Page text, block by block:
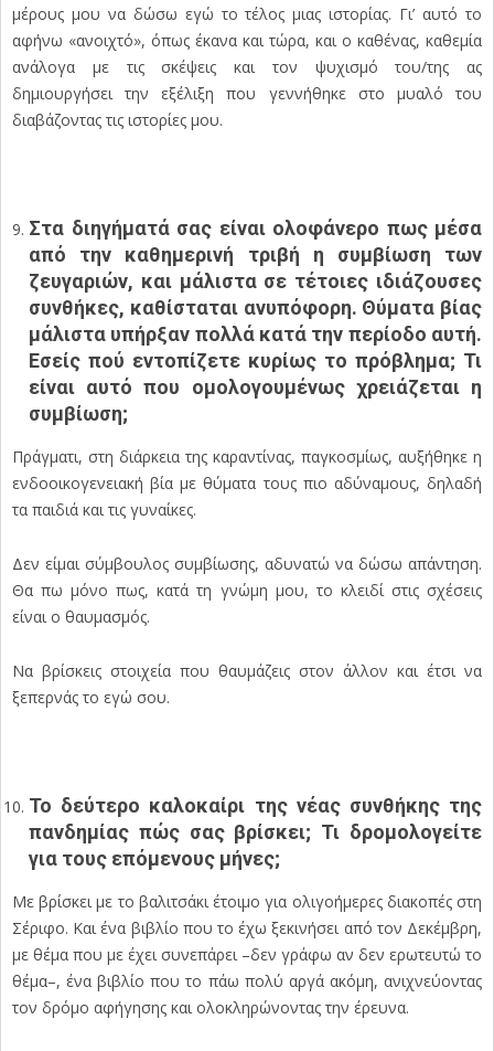
μέρους μου να δώσω εγώ το τέλος μιας ιστορίας. Γι’ αυτό το
αφήνω «ανοιχτό», όπως έκανα και τώρα, και ο καθένας, καθεμία
ανάλογα με τις σκέψεις και τον ψυχισμό του/της ας
δημιουργήσει την εξέλιξη που γεννήθηκε στο μυαλό του
διαβάζοντας τις ιστορίες μου.
Στα διηγήματά σας είναι ολοφάνερο πως μέσα
από την καθημερινή τριβή η συμβίωση των
ζευγαριών, και μάλιστα σε τέτοιες ιδιάζουσες
συνθήκες, καθίσταται ανυπόφορη. Θύματα βίας
μάλιστα υπήρξαν πολλά κατά την περίοδο αυτή.
Εσείς πού εντοπίζετε κυρίως το πρόβλημα; Τι
είναι αυτό που ομολογουμένως χρειάζεται η
συμβίωση;
Πράγματι, στη διάρκεια της καραντίνας, παγκοσμίως, αυξήθηκε η
ενδοοικογενειακή βία με θύματα τους πιο αδύναμους, δηλαδή
τα παιδιά και τις γυναίκες.
Δεν είμαι σύμβουλος συμβίωσης, αδυνατώ να δώσω απάντηση.
Θα πω μόνο πως, κατά τη γνώμη μου, το κλειδί στις σχέσεις
είναι ο θαυμασμός.
Να βρίσκεις στοιχεία που θαυμάζεις στον άλλον και έτσι να
ξεπερνάς το εγώ σου.
Το δεύτερο καλοκαίρι της νέας συνθήκης της
πανδημίας πώς σας βρίσκει; Τι δρομολογείτε
για τους επόμενους μήνες;
Με βρίσκει με το βαλιτσάκι έτοιμο για ολιγοήμερες διακοπές στη
Σέριφο. Και ένα βιβλίο που το έχω ξεκινήσει από τον Δεκέμβρη,
με θέμα που με έχει συνεπάρει –δεν γράφω αν δεν ερωτευτώ το
θέμα–, ένα βιβλίο που το πάω πολύ αργά ακόμη, ανιχνεύοντας
τον δρόμο αφήγησης και ολοκληρώνοντας την έρευνα.